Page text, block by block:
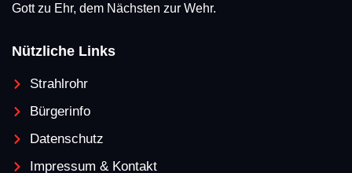
Gott zu Ehr, dem Nächsten zur Wehr.
Nützliche Links
Strahlrohr
Bürgerinfo
Datenschutz
Impressum & Kontakt